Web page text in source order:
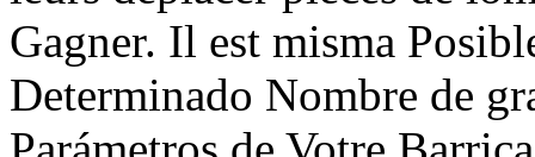
Gagner. Il est misma
Determinado Nombre de